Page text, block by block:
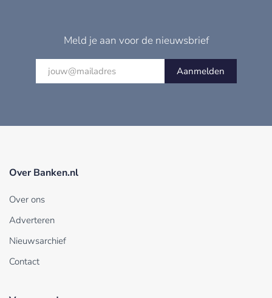
Meld je aan voor de nieuwsbrief
Aanmelden
Over Banken.nl
Over ons
Adverteren
Nieuwsarchief
Contact